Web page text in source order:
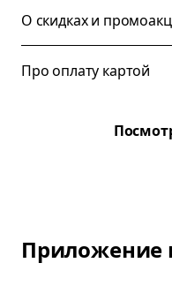
О скидках и
Про оплату картой
Приложение